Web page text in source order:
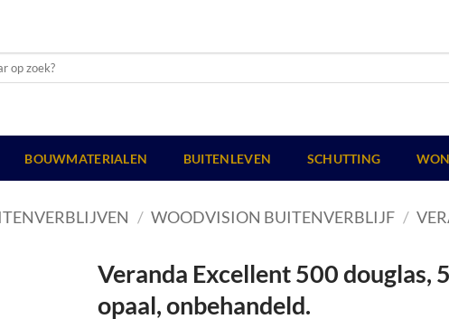
BOUWMATERIALEN BUITENLEVEN SCHUTTING
/ WOODVISION BUITENVERBLIJF /
Veranda Excellent 500 douglas,
opaal, onbehandeld.